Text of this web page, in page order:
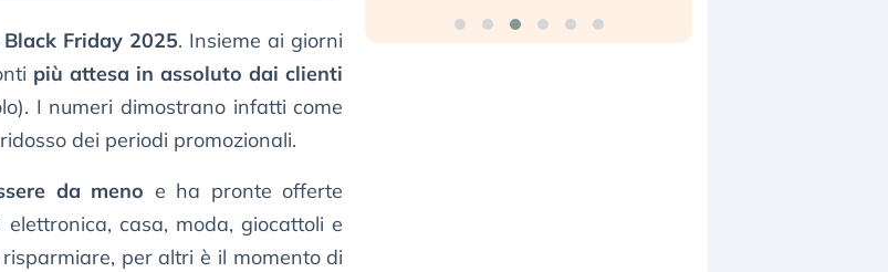
Black Friday 2025. Insieme ai giorni
più attesa in assoluto dai clienti
I numeri dimostrano infatti come
dei periodi promozionali.
da meno e ha pronte offerte
casa, moda, giocattoli e
per altri è il momento di